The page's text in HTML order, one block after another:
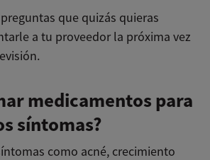
que quizás quieras
a tu proveedor la próxima vez
medicamentos para
síntomas?
como acné, crecimiento